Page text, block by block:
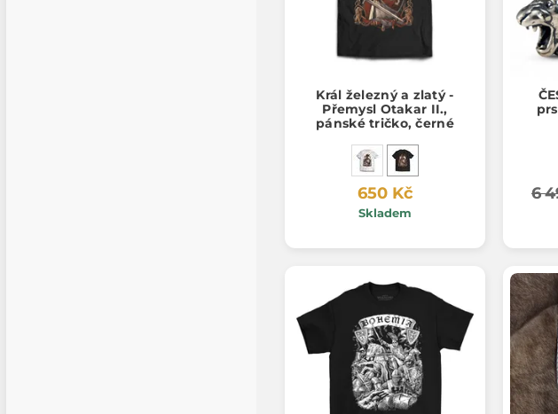
Král železný a zlatý -
Přemysl Otakar II.,
pánské tričko, černé
650 Kč
Skladem
6